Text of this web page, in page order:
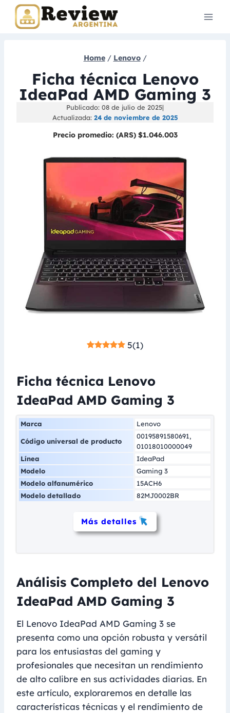
Skip
Home / Lenovo /
Ficha técnica Lenovo
IdeaPad AMD Gaming 3
Publicado: 08 de julio de 2025|
Actualizada: 24 de noviembre de 2025
Precio promedio: (ARS) $1.046.003
5(1)
Ficha técnica Lenovo
IdeaPad AMD Gaming 3
Marca Lenovo
Código universal de producto
00195891580691,
01018010000049
Línea
IdeaPad
Modelo
Gaming 3
Modelo alfanumérico
15ACH6
Modelo detallado
82MJ0002BR
Más detalles
Análisis Completo del Lenovo
IdeaPad AMD Gaming 3
El Lenovo IdeaPad AMD Gaming 3 se
presenta como una opción robusta y versátil
para los entusiastas del gaming y
profesionales que necesitan un rendimiento
de alto calibre en sus actividades diarias. En
este artículo, exploraremos en detalle las
características técnicas y el rendimiento de